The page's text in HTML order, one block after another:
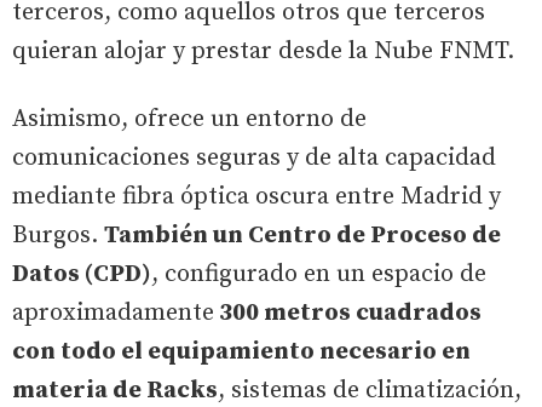
terceros, como aquellos otros que terceros
quieran alojar y prestar desde la Nube FNMT.
Asimismo, ofrece un entorno de
comunicaciones seguras y de alta capacidad
mediante fibra óptica oscura entre Madrid y
Burgos. También un Centro de Proceso de
Datos (CPD), configurado en un espacio de
aproximadamente 300 metros cuadrados
con todo el equipamiento necesario en
materia de Racks, sistemas de climatización,